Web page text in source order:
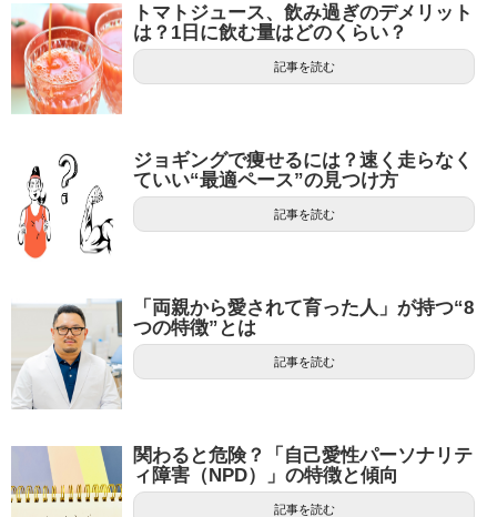
トマトジュース、飲み過ぎのデメリット
は？1日に飲む量はどのくらい？
記事を読む
ジョギングで痩せるには？速く走らなく
ていい“最適ペース”の見つけ方
記事を読む
「両親から愛されて育った人」が持つ“8
つの特徴”とは
記事を読む
関わると危険？「自己愛性パーソナリテ
ィ障害（NPD）」の特徴と傾向
記事を読む